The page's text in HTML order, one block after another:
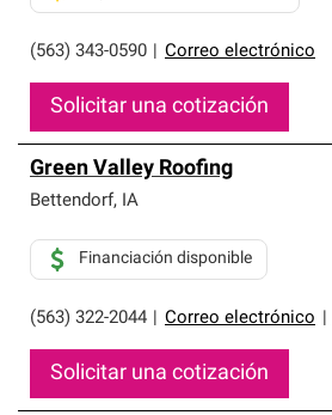
(563) 343-0590 Correo electrónico
Solicitar una cotización
Green Valley Roofing
Bettendorf, IA
(563) 322-2044 Correo electrónico
Financiación disponible
Solicitar una cotización